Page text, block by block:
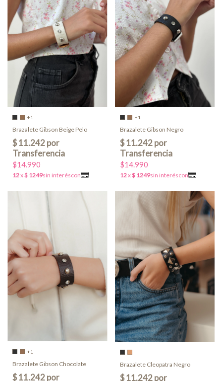
+1
Brazalete Gibson Beige Pelo
$14.990
+1
Brazalete Gibson Negro
$14.990
+1
Brazalete Gibson Chocolate Brazalete Cleopatra Negro